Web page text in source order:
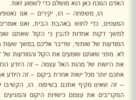
האדם הנוכח כאן הוא מושלם כדי לשמוע זאת.
הו, משפחה – הו, יקירים – אנו
המעטים, כדי לחוש באהבת הבית, ואנו
למשך דקות אחדות להבין כי הקול שאתם
המודעות של שותפי, שדיבר אליכם במשך שעות
לא. מפני שאתם שומעים את הקול והמודעות
את הישות של מהות האל עצמה – זה היודע
אתכם יותר מכל ישות אחרת ביקום – זה היודע
– זה שאינו מקיף אתכם בשיפוט. הו, הקשיבו
המקריבים את עצמם כישויות היקום והמגיעים